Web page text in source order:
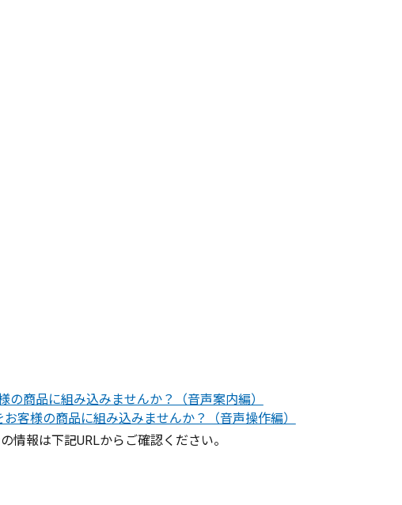
商品に組み込みませんか？（音声案内編）
客様の商品に組み込みませんか？（音声操作編）
報は下記URLからご確認ください。